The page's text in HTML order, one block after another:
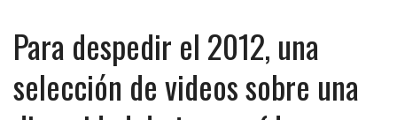
Para despedir el 2012, una
selección de videos sobre una